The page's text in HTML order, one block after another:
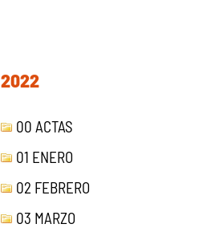
2022
00 ACTAS
01 ENERO
02 FEBRERO
03 MARZO